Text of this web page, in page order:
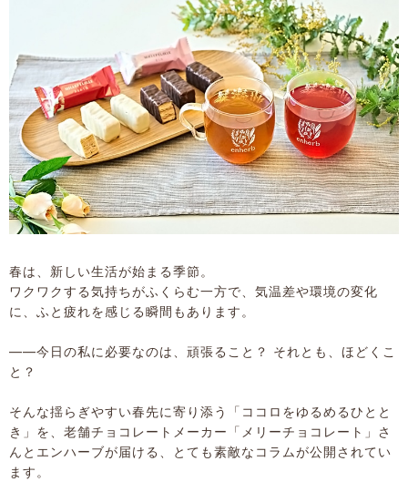
春は、新しい生活が始まる季節。
ワクワクする気持ちがふくらむ一方で、気温差や環境の変化
に、ふと疲れを感じる瞬間もあります。
――今日の私に必要なのは、頑張ること？ それとも、ほどくこ
と？
そんな揺らぎやすい春先に寄り添う「ココロをゆるめるひとと
き」を、老舗チョコレートメーカー「メリーチョコレート」さ
んとエンハーブが届ける、とても素敵なコラムが公開されてい
ます。